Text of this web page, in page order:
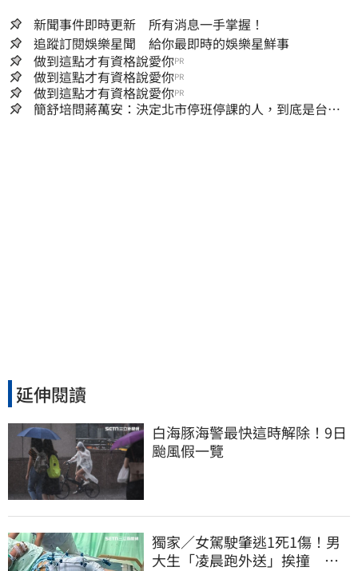
新聞事件即時更新 所有消息一手掌握！
追蹤訂閱娛樂星聞 給你最即時的娛樂星鮮事
做到這點才有資格說愛你PR
做到這點才有資格說愛你PR
做到這點才有資格說愛你PR
簡舒培問蔣萬安：決定北市停班停課的人，到底是台北
延伸閱讀
白海豚海警最快這時解除！9日
颱風假一覽
獨家／女駕駛肇逃1死1傷！男
大生「凌晨跑外送」挨撞 媽